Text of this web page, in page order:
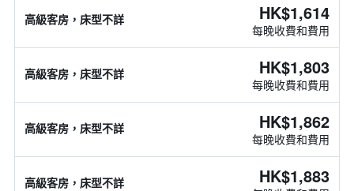
高級客房，床型不詳 HK$1,614
每晚收費和費用
高級客房，床型不詳 HK$1,803
每晚收費和費用
高級客房，床型不詳 HK$1,862
每晚收費和費用
高級客房，床型不詳 HK$1,883